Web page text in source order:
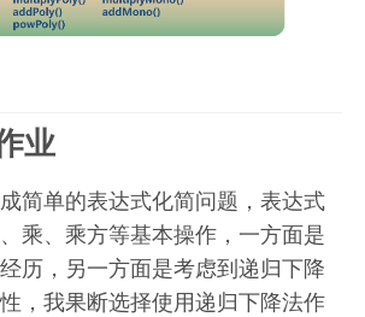
业
简单的表达式化简问题，表达式
乘、乘方等基本操作，一方面是
历，另一方面是考虑到递归下降
，我果断选择使用递归下降法作